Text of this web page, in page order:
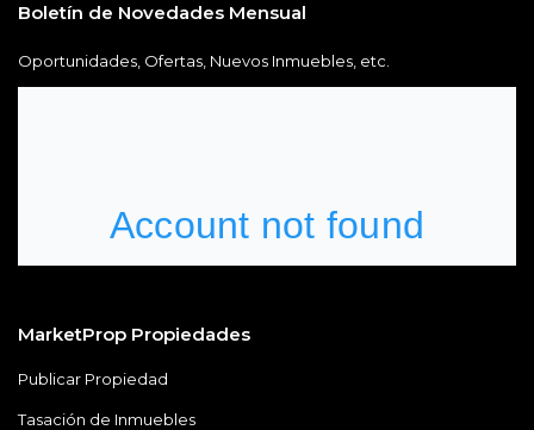
Boletín de Novedades Mensual
Oportunidades, Ofertas, Nuevos Inmuebles, etc.
MarketProp Propiedades
Publicar Propiedad
Tasación de Inmuebles